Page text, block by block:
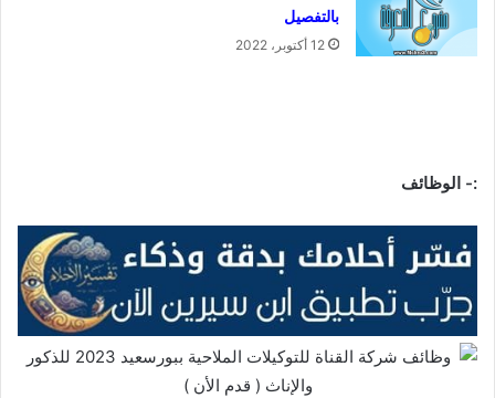
بالتفصيل
12 أكتوبر، 2022
:- الوظائف